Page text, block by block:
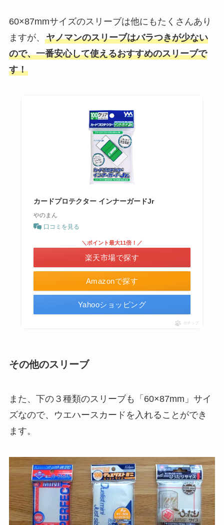
60×87mmサイズのスリーブは他にもたくさんあり
ますが、 ヤノマンのスリーブはバラつきが少ない
ので、一番安心して使えるおすすめのスリーブで
す！
カードプロテクター インナーガードJr
やのまん
口コミを見る
Amazonで探す
＼ポイント最大11倍！／
楽天市場で探す
Yahooショッピング
ポチップ
その他のスリーブ
また、下の３種類のスリーブも「60×87mm」サイ
ズなので、ウエハースカードを入れることができ
ます。